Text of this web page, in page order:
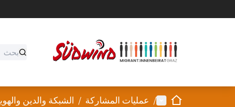
الصفحة الرئيسية
القائمة الرئيسية
/ عمليات المشاركة / الشبكة والدين